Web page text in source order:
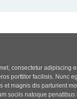
consectetur adipiscing
porttitor facilisis. Nunc
et magnis dis parturient
sociis natoque